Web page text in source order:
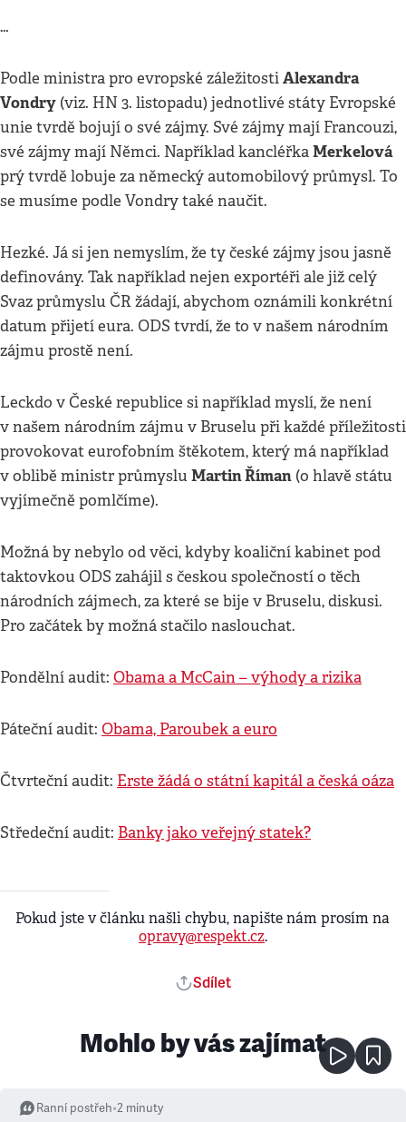
…
Podle ministra pro evropské záležitostiAlexandra
Vondry (viz. HN 3. listopadu) jednotlivé státy Evropské
unie tvrdě bojují o své zájmy. Své zájmy mají Francouzi,
své zájmy mají Němci. Například kancléřkaMerkelová
prý tvrdě lobuje za německý automobilový průmysl. To
se musíme podle Vondry také naučit.
Hezké. Já si jen nemyslím, že ty české zájmy jsou jasně
definovány. Tak například nejen exportéři ale již celý
Svaz průmyslu ČR žádají, abychom oznámili konkrétní
datum přijetí eura. ODS tvrdí, že to v našem národním
zájmu prostě není.
Leckdo v České republice si například myslí, že není
v našem národním zájmu v Bruselu při každé příležitosti
provokovat eurofobním štěkotem, který má například
v oblibě ministr průmyslu Martin Říman (o hlavě státu
vyjímečně pomlčíme).
Možná by nebylo od věci, kdyby koaliční kabinet pod
taktovkou ODS zahájil s českou společností o těch
národních zájmech, za které se bije v Bruselu, diskusi.
Pro začátek by možná stačilo naslouchat.
Pondělní audit: Obama a McCain – výhody a rizika
Páteční audit: Obama, Paroubek a euro
Čtvrteční audit: Erste žádá o státní kapitál a česká oáza
Středeční audit: Banky jako veřejný statek?
Pokud jste v článku našli chybu, napište nám prosím na
opravy@respekt.cz.
Sdílet
Mohlo by vás zajímat
Ranní postřeh•2 minuty